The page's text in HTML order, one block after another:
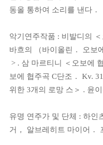
동올 통하여 소리를 낸다．
악기연주작품 : 비발디의
바흐의 （바이올린． 오보
> . 삼 마르티니 ＜오보에
보에 협주곡 C단조． Kv.
위한 3개의 로망 스＞ . 윤
유명 연주가 및 단체 : 하인
거， 알브레히트 마이어．